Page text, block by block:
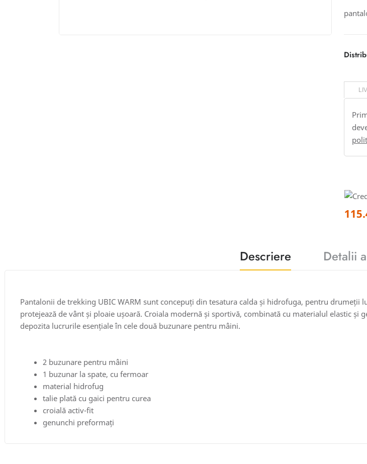
Descriere Detalii
Pantalonii de trekking UBIC WARM sunt concepuți din tesatura calda și hidrofuga, pentru
protejează de vânt și ploaie ușoară. Croiala modernă și sportivă, combinată cu materialul elastic
depozita lucrurile esențiale în cele două buzunare pentru mâini.
2 buzunare pentru mâini
1 buzunar la spate, cu fermoar
material hidrofug
talie plată cu gaici pentru curea
croială activ-fit
genunchi preformați